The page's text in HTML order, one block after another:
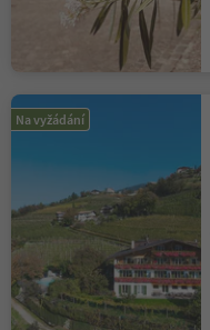
Na vyžádání